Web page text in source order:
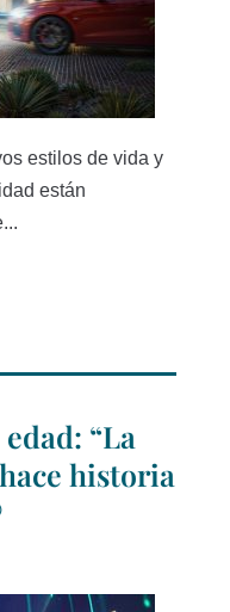
estilos de vida y
están
“La
historia